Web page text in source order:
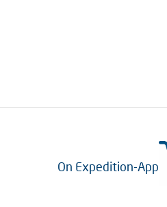
On Expedition-App